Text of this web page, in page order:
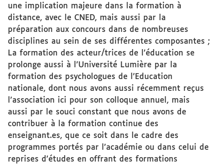
une implication majeure dans la formation à
distance, avec le CNED, mais aussi par la
préparation aux concours dans de nombreuses
disciplines au sein de ses différentes composantes ;
La formation des acteur/trices de l’éducation se
prolonge aussi à l’Université Lumière par la
formation des psychologues de l’Education
nationale, dont nous avons aussi récemment reçus
l’association ici pour son colloque annuel, mais
aussi par le souci constant que nous avons de
contribuer à la formation continue des
enseignant.es, que ce soit dans le cadre des
programmes portés par l’académie ou dans celui de
reprises d’études en offrant des formations